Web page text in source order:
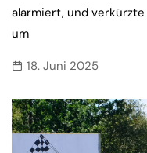
alarmiert, und
um
18. Juni 2025